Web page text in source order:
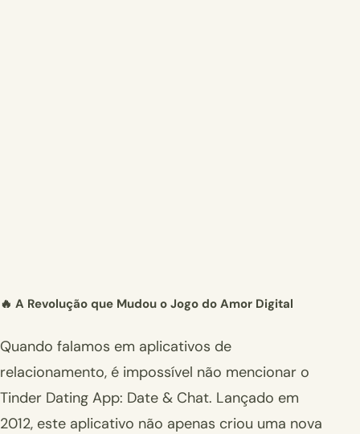
🔥 A Revolução que Mudou o Jogo do Amor Digital
Quando falamos em aplicativos de
relacionamento, é impossível não mencionar o
Tinder Dating App: Date & Chat. Lançado em
2012, este aplicativo não apenas criou uma nova